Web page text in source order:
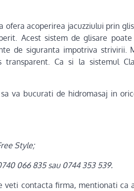
ofera acoperirea jacuzziului prin
Acest sistem de glisare
de siguranta impotriva strivirii.
transparent. Ca si la sistemul
va bucurati de hidromasaj in
Style;
066 835 sau 0744353 539.
veti contacta firma, mentionati ca